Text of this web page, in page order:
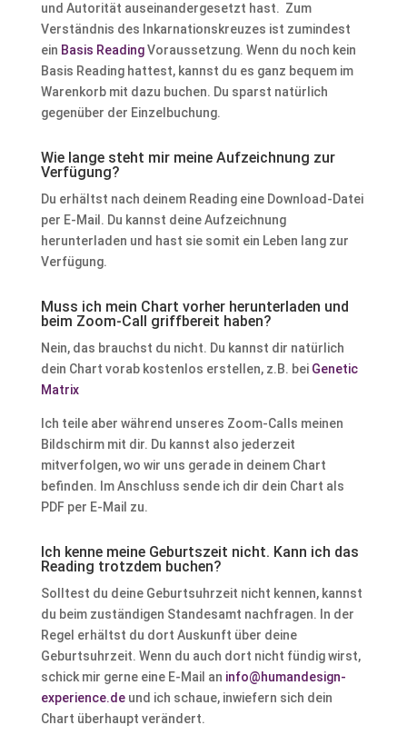
und Autorität auseinandergesetzt hast. Zum
Verständnis des Inkarnationskreuzes ist zumindest
ein Basis ReadingVoraussetzung. Wenn du noch kein
Basis Reading hattest, kannst du es ganz bequem im
Warenkorb mit dazu buchen. Du sparst natürlich
gegenüber der Einzelbuchung.
Wie lange steht mir meine Aufzeichnung zur
Verfügung?
Du erhältst nach deinem Reading eine Download-Datei
per E-Mail. Du kannst deine Aufzeichnung
herunterladen und hast sie somit ein Leben lang zur
Verfügung.
Muss ich mein Chart vorher herunterladen und
beim Zoom-Call griffbereit haben?
Nein, das brauchst du nicht. Du kannst dir natürlich
dein Chart vorab kostenlos erstellen, z.B. bei Genetic
Matrix
Ich teile aber während unseres Zoom-Calls meinen
Bildschirm mit dir. Du kannst also jederzeit
mitverfolgen, wo wir uns gerade in deinem Chart
befinden. Im Anschluss sende ich dir dein Chart als
PDF per E-Mail zu.
Ich kenne meine Geburtszeit nicht. Kann ich das
Reading trotzdem buchen?
Solltest du deine Geburtsuhrzeit nicht kennen, kannst
du beim zuständigen Standesamt nachfragen. In der
Regel erhältst du dort Auskunft über deine
Geburtsuhrzeit. Wenn du auch dort nicht fündig wirst,
schick mir gerne eine E-Mail an info@humandesign-
experience.deund ich schaue, inwiefern sich dein
Chart überhaupt verändert.